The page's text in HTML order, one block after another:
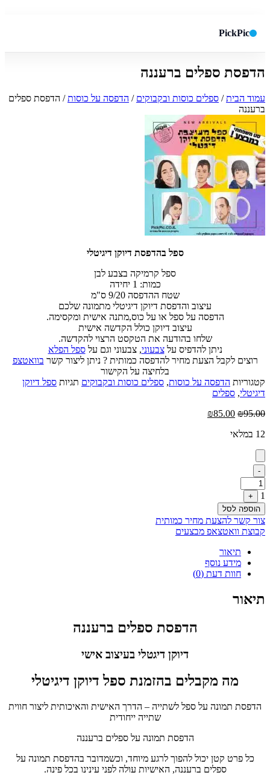
PickPic
הדפסת ספלים ברעננה
עמוד הבית/ ספלים כוסות ובקבוקים / הדפסה על כוסות/ הדפסת ספלים
ברעננה
ספל בהדפסת דיוקן דיגיטלי
ספל קרמיקה בצבע לבן
כמות: 1 יחידה
שטח ההדפסה 9/20 ס"מ
עיצוב והדפסת דיוקן דיגיטלי מתמונה שלכם
הדפסה על ספל או על כוס,מתנה אישית ומקסימה.
עיצוב דיוקן כולל הקדשה אישית
שלחו בהודעה את הטקסט הרצוי להקדשה.
ניתן להדפיס עלצבעוני, צבעוני וגם עלספל הפלא
רוצים לקבל הצעת מחיר להדפסה כמותית ? ניתן ליצור קשר בוואטצפ
בלחיצה על הקישור
קטגוריות הדפסה על כוסות, ספלים כוסות ובקבוקים תגיות ספל דיוקן
דיגיטלי, ספלים
₪95.00
המחיר
היה:
₪85.00
12 במלאי
Quantity
-
1
+
הוספה לסל
צור קשר להצעת מחיר כמותית
קבוצת וואטצאפ מבצעים
תיאור
מידע נוסף
חוות דעת (0)
תיאור
הדפסת ספלים ברעננה
דיוקן דיגטלי בעיצוב אישי
מה מקבלים בהזמנת ספל דיוקן דיגיטלי
הדפסת תמונה על ספל לשתייה – הדרך האישית והאיכותית ליצור חווית
שתייה ייחודית
הדפסת תמונה על ספלים ברעננה
כל פרט קטן יכול להפוך לרגע מיוחד, וכשמדובר בהדפסת תמונה על
ספלים ברעננה, האישיות עולה לפני עינינו בכל פינה.